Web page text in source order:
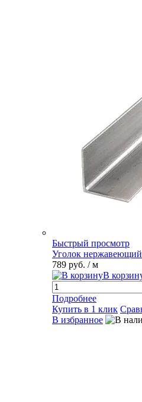
Быстрый просмотр
Уголок
789 руб. / м
В
Подробнее
Купить в 1 клик
В избранное